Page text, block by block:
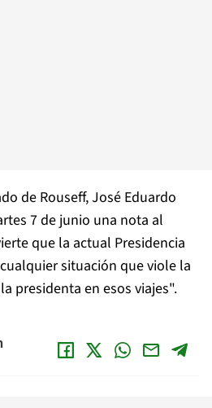
de Rouseff, José Eduardo
7 de junio una nota al
que la actual Presidencia
situación que viole la
presidenta en esos viajes".